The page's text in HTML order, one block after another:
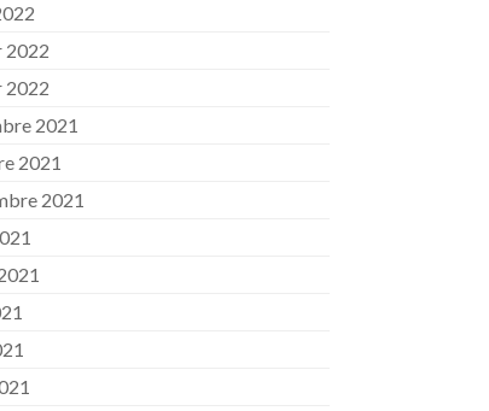
2022
2022
2021
2021
2021